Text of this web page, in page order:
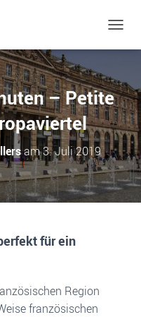
– Petite
am3. Juli 2019
für ein
Region
französischen